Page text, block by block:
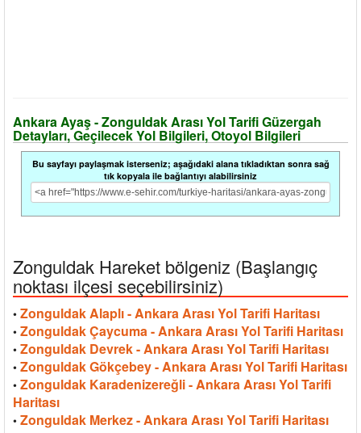
Ankara Ayaş - Zonguldak Arası Yol Tarifi Güzergah
Detayları, Geçilecek Yol Bilgileri, Otoyol Bilgileri
Bu sayfayı paylaşmak isterseniz; aşağıdaki alana tıkladıktan sonra sağ
tık kopyala ile bağlantıyı alabilirsiniz
Zonguldak Hareket bölgeniz (Başlangıç
noktası ilçesi seçebilirsiniz)
• Zonguldak Alaplı - Ankara Arası Yol Tarifi Haritası
• Zonguldak Çaycuma - Ankara Arası Yol Tarifi Haritası
• Zonguldak Devrek - Ankara Arası Yol Tarifi Haritası
• Zonguldak Gökçebey - Ankara Arası Yol Tarifi Haritası
• Zonguldak Karadenizereğli - Ankara Arası Yol Tarifi
Haritası
• Zonguldak Merkez - Ankara Arası Yol Tarifi Haritası